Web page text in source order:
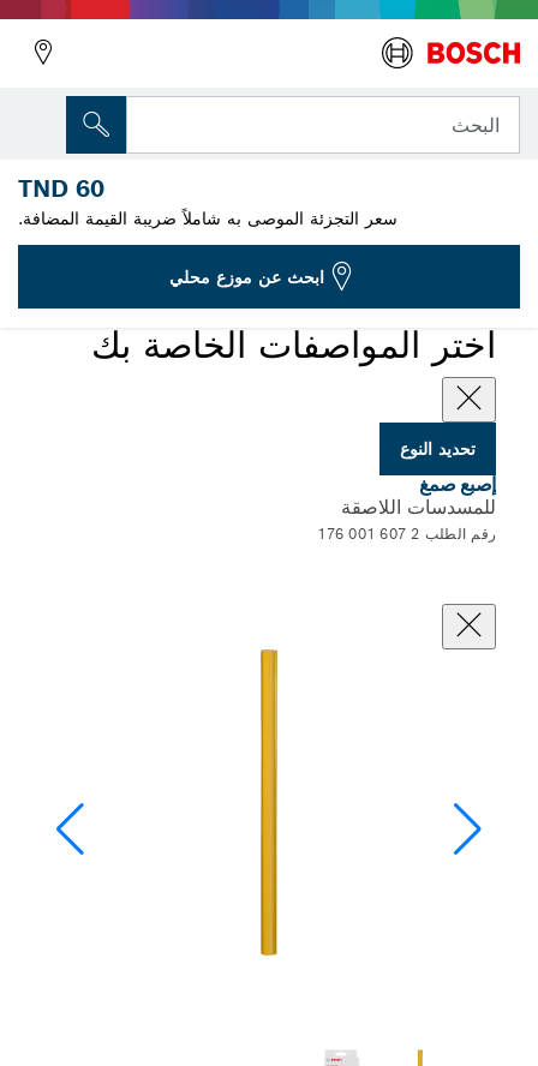
البحث
اختر المواصفات الخاصة بك
تحديد النوع
إصبع صمغ
للمسدسات اللاصقة
رقم الطلب 2 607 001 176
المتغير الذي اخترته
لاصق انصهاري
2 607 001 176
60 TND
سعر التجزئة الموصى به شاملاً ضريبة القيمة المضافة.
ابحث عن موزع محلي